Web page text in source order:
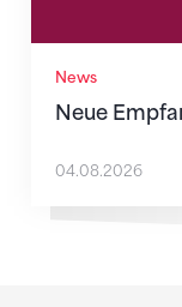
News
Neue
04.08.2026